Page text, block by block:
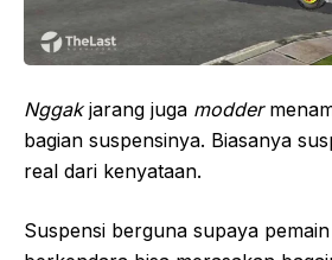
Nggakjarang juga modder
bagian suspensinya. Biasanya
real dari kenyataan.
Suspensi berguna supaya